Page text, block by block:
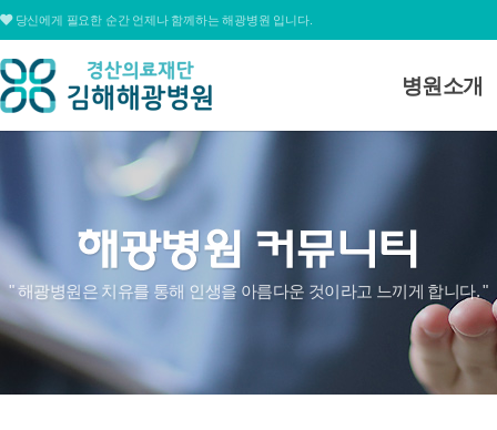
당신에게 필요한 순간 언제나 함께하는 해광병원 입니다.
병원소개
병원장 인사
병원연혁
심볼&로고
병원조직도
병원둘러보
찾아오시는
대표전화
055.311.1678
평일
09:00 ~ 12:30 / 13:30 ~ 17:00
토요일09:00 ~ 15:00
" 해광병원은 치유를 통해 인생을 아름다운 것이라고 느끼게 합니다. "